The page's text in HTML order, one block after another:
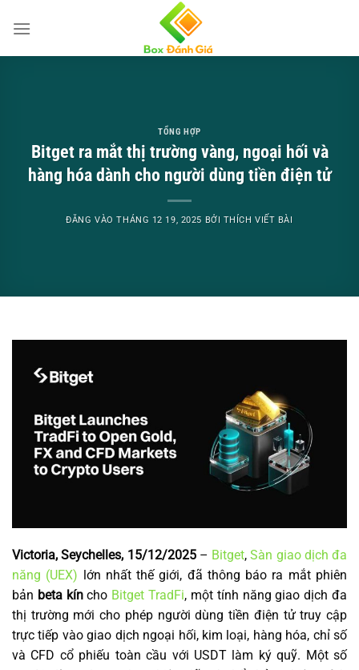
qua
TỔNG HỢP
Bitget ra mắt thị trường vàng, ngoại hối và
hàng hóa dành cho người dùng tiền điện tử
ĐĂNG VÀOTHÁNG 12 19, 2025 BỞI THÍCH VIẾT BÀI
Victoria, Seychelles, 15/12/2025– Bitget,Sàn giao dịch đa
năng (UEX) lớn nhất thế giới, đã thông báo ra mắt phiên
bản beta kíncho Bitget TradFi, một tính năng giao dịch đa
thị trường mới cho phép người dùng tiền điện tử truy cập
trực tiếp vào giao dịch ngoại hối, kim loại, hàng hóa, chỉ số
và CFD cổ phiếu toàn cầu với USDT làm ký quỹ. Một số